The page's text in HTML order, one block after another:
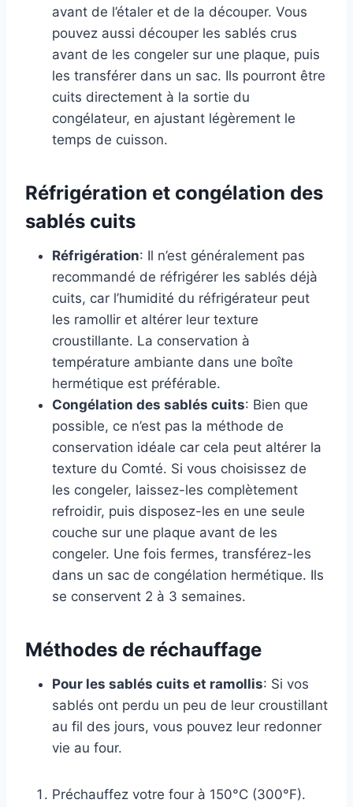
avant de l’étaler et de la découper. Vous
pouvez aussi découper les sablés crus
avant de les congeler sur une plaque, puis
les transférer dans un sac. Ils pourront être
cuits directement à la sortie du
congélateur, en ajustant légèrement le
temps de cuisson.
Réfrigération et congélation des
sablés cuits
Réfrigération: Il n’est généralement pas
recommandé de réfrigérer les sablés déjà
cuits, car l’humidité du réfrigérateur peut
les ramollir et altérer leur texture
croustillante. La conservation à
température ambiante dans une boîte
hermétique est préférable.
Congélation des sablés cuits: Bien que
possible, ce n’est pas la méthode de
conservation idéale car cela peut altérer la
texture du Comté. Si vous choisissez de
les congeler, laissez-les complètement
refroidir, puis disposez-les en une seule
couche sur une plaque avant de les
congeler. Une fois fermes, transférez-les
dans un sac de congélation hermétique. Ils
se conservent 2 à 3 semaines.
Méthodes de réchauffage
Pour les sablés cuits et ramollis: Si vos
sablés ont perdu un peu de leur croustillant
au fil des jours, vous pouvez leur redonner
vie au four.
Préchauffez votre four à 150°C (300°F).